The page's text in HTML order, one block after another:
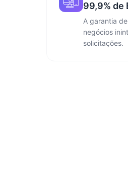
99,9% de
A garantia
negócios
solicitações.